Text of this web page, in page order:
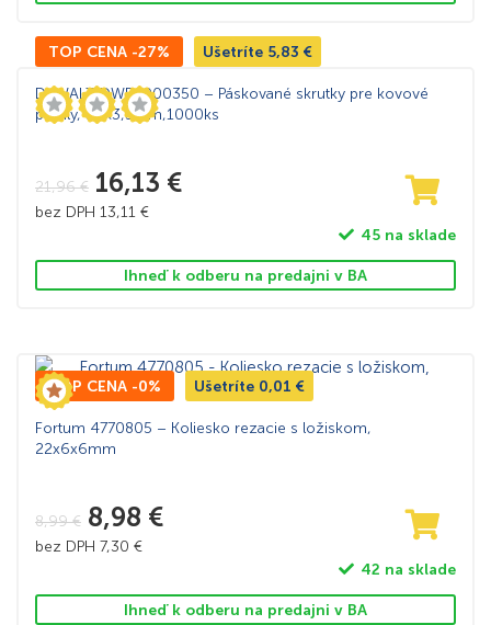
TOP CENA -27% Ušetríte 5,83 €
DeWALT DWF4000350 – Páskované skrutky pre kovové
profily, 35×3,5mm,1000ks
21,96€ 16,13 €
bez DPH 13,11 €
45 na sklade
Ihneď k odberu na predajni v BA
TOP CENA -0% Ušetríte 0,01 €
Fortum 4770805 – Koliesko rezacie s ložiskom,
22x6x6mm
8,99€ 8,98 €
bez DPH 7,30 €
42 na sklade
Ihneď k odberu na predajni v BA